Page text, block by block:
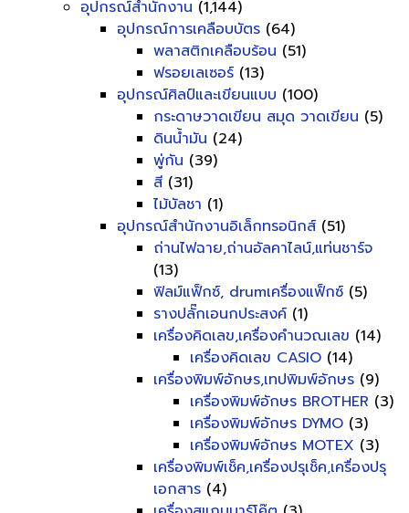
อุปกรณ์สำนักงาน (1,144)
อุปกรณ์การเคลือบบัตร (64)
พลาสติกเคลือบร้อน (51)
ฟรอยเลเซอร์ (13)
อุปกรณ์ศิลป์และเขียนแบบ (100)
กระดาษวาดเขียน สมุด วาดเขียน (5)
ดินน้ำมัน (24)
พู่กัน (39)
สี (31)
ไม้บัลชา (1)
อุปกรณ์สำนักงานอิเล็กทรอนิกส์ (51)
ถ่านไฟฉาย,ถ่านอัลคาไลน์,แท่นชาร์จ
(13)
ฟิลม์แฟ็กซ์, drumเครื่องแฟ็กซ์ (5)
รางปลั๊กเอนกประสงค์ (1)
เครื่องคิดเลข,เครื่องคำนวณเลข (14)
เครื่องคิดเลข CASIO (14)
เครื่องพิมพ์อักษร,เทปพิมพ์อักษร (9)
เครื่องพิมพ์อักษร BROTHER (3)
เครื่องพิมพ์อักษร DYMO (3)
เครื่องพิมพ์อักษร MOTEX (3)
เครื่องพิมพ์เช็ค,เครื่องปรุเช็ค,เครื่องปรุ
เอกสาร (4)